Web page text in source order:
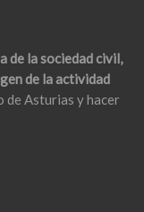
de la sociedad civil,
de la actividad
de Asturias y hacer